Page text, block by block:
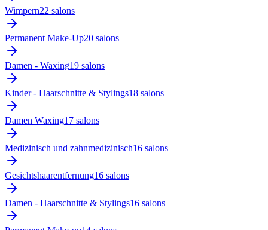
Wimpern22 salons
Permanent Make-Up20 salons
Damen - Waxing19 salons
Kinder - Haarschnitte & Stylings18 salons
Damen Waxing17 salons
Medizinisch und zahnmedizinisch16 salons
Gesichtshaarentfernung16 salons
Damen - Haarschnitte & Stylings16 salons